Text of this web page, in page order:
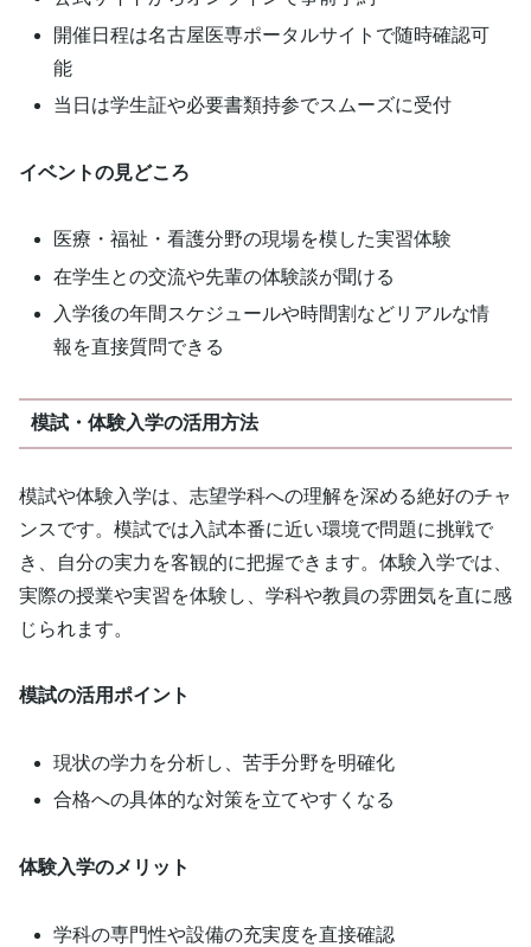
開催日程は名古屋医専ポータルサイトで随時確認可
能
当日は学生証や必要書類持参でスムーズに受付
イベントの見どころ
医療・福祉・看護分野の現場を模した実習体験
在学生との交流や先輩の体験談が聞ける
入学後の年間スケジュールや時間割などリアルな情
報を直接質問できる
模試・体験入学の活用方法
模試や体験入学は、志望学科への理解を深める絶好のチャ
ンスです。模試では入試本番に近い環境で問題に挑戦で
き、自分の実力を客観的に把握できます。体験入学では、
実際の授業や実習を体験し、学科や教員の雰囲気を直に感
じられます。
模試の活用ポイント
現状の学力を分析し、苦手分野を明確化
合格への具体的な対策を立てやすくなる
体験入学のメリット
学科の専門性や設備の充実度を直接確認